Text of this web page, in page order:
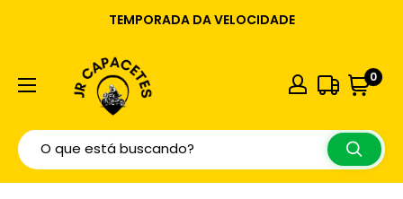
TEMPORADA DA VELOCIDADE
0